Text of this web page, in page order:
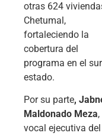
otras 624
Chetumal,
fortaleciendo la
cobertura del
programa en el
estado.
Por su parte,
Maldonado Meza,
vocal ejecutiva del